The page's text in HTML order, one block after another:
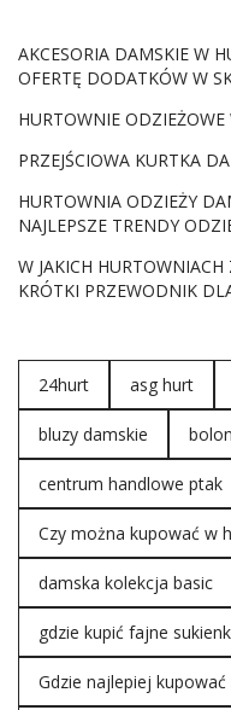
AKCESORIA DAMSKIE W
OFERTĘ DODATKÓW W
HURTOWNIE ODZIEŻOWE
PRZEJŚCIOWA KURTKA
HURTOWNIA ODZIEŻY
NAJLEPSZE TRENDY
W JAKICH
KRÓTKI PRZEWODNIK
24hurt asg hurt
bluzy damskie
centrum handlowe ptak
Czy można kupować w
damska kolekcja basic
gdzie kupić fajne
Gdzie najlepiej